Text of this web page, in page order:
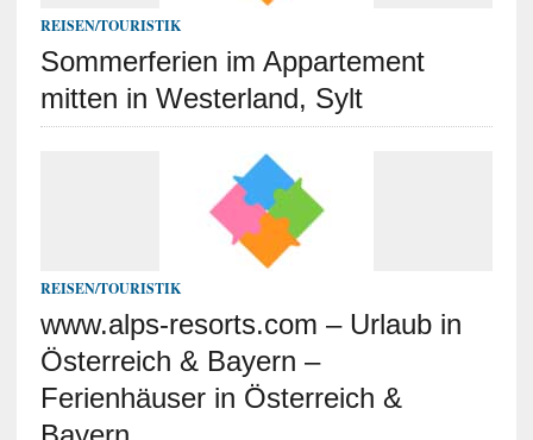
REISEN/TOURISTIK
Sommerferien im Appartement
mitten in Westerland, Sylt
REISEN/TOURISTIK
www.alps-resorts.com – Urlaub in
Österreich & Bayern –
Ferienhäuser in Österreich &